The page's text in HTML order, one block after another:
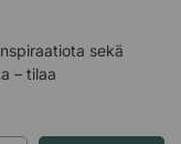
sekä
– tilaa